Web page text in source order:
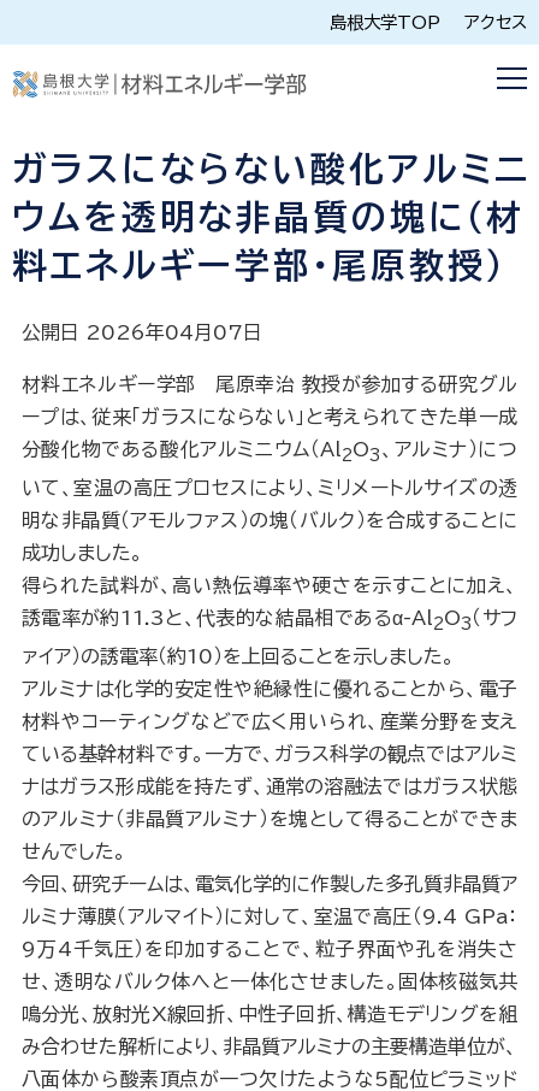
島根大学TOP アクセス
ガラスにならない酸化アルミニ
ウムを透明な非晶質の塊に（材
料エネルギー学部・尾原教授）
公開日 2026年04月07日
材料エネルギー学部 尾原幸治 教授が参加する研究グル
ープは、従来「ガラスにならない」と考えられてきた単一成
分酸化物である酸化アルミニウム（Al 2O3 、アルミナ）につ
いて、室温の高圧プロセスにより、ミリメートルサイズの透
明な非晶質（アモルファス）の塊（バルク）を合成することに
成功しました。
得られた試料が、高い熱伝導率や硬さを示すことに加え、
誘電率が約11.3と、代表的な結晶相であるα-Al2O3 （サフ
ァイア）の誘電率（約10）を上回ることを示しました。
アルミナは化学的安定性や絶縁性に優れることから、電子
材料やコーティングなどで広く用いられ、産業分野を支え
ている基幹材料です。一方で、ガラス科学の観点ではアルミ
ナはガラス形成能を持たず、通常の溶融法ではガラス状態
のアルミナ（非晶質アルミナ）を塊として得ることができま
せんでした。
今回、研究チームは、電気化学的に作製した多孔質非晶質ア
ルミナ薄膜（アルマイト）に対して、室温で高圧（9.4 GPa：
9万4千気圧）を印加することで、粒子界面や孔を消失さ
せ、透明なバルク体へと一体化させました。固体核磁気共
鳴分光、放射光X線回折、中性子回折、構造モデリングを組
み合わせた解析により、非晶質アルミナの主要構造単位が、
八面体から酸素頂点が一つ欠けたような5配位ピラミッド